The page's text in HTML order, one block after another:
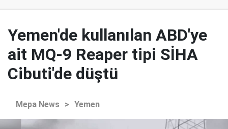
Yemen'de kullanılan ABD'ye
ait MQ-9 Reaper tipi SİHA
Cibuti'de düştü
Mepa News > Yemen